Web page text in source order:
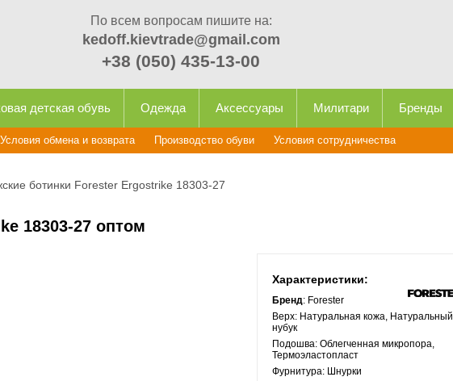
По всем вопросам пишите на:
kedoff.kievtrade@gmail.com
+38 (050) 435-13-00
детская обувь Одежда Аксессуары Милитари Бренды
Условия обмена и возврата Производство обуви Условия сотрудничества
ботинки Forester Ergostrike 18303-27
18303-27 оптом
Характеристики:
Бренд: Forester
Верх: Натуральная кожа, Натуральный
нубук
Подошва: Облегченная микропора,
Термоэластопласт
Фурнитура: Шнурки